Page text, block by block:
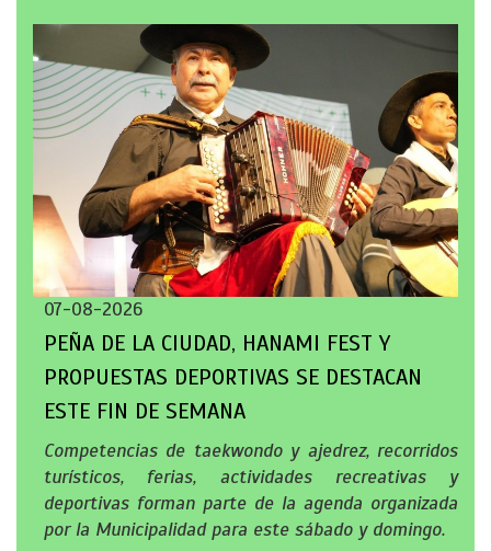
07-08-2026
PEÑA DE LA CIUDAD, HANAMI FEST Y
PROPUESTAS DEPORTIVAS SE DESTACAN
ESTE FIN DE SEMANA
Competencias de taekwondo y ajedrez, recorridos
turísticos, ferias, actividades recreativas y
deportivas forman parte de la agenda organizada
por la Municipalidad para este sábado y domingo.